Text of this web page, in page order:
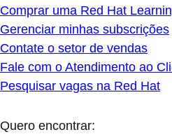
Comprar uma Red Hat
Gerenciar minhas subscrições
Contate o setor de vendas
Fale com o Atendimento ao
Pesquisar vagas na Red Hat
Quero encontrar: